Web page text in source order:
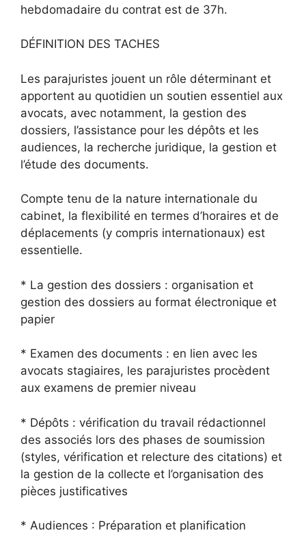
hebdomadaire du contrat est de 37h.
DÉFINITION DES TACHES
Les parajuristes jouent un rôle déterminant et
apportent au quotidien un soutien essentiel aux
avocats, avec notamment, la gestion des
dossiers, l’assistance pour les dépôts et les
audiences, la recherche juridique, la gestion et
l’étude des documents.
Compte tenu de la nature internationale du
cabinet, la flexibilité en termes d’horaires et de
déplacements (y compris internationaux) est
essentielle.
* La gestion des dossiers : organisation et
gestion des dossiers au format électronique et
papier
* Examen des documents : en lien avec les
avocats stagiaires, les parajuristes procèdent
aux examens de premier niveau
* Dépôts : vérification du travail rédactionnel
des associés lors des phases de soumission
(styles, vérification et relecture des citations) et
la gestion de la collecte et l’organisation des
pièces justificatives
* Audiences : Préparation et planification